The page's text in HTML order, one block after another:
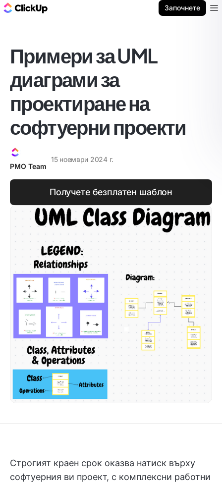
Започнете
Примери за UML
диаграми за
проектиране на
софтуерни проекти
PMO Team
15 ноември 2024 г.
Получете безплатен шаблон
Строгият краен срок оказва натиск върху
софтуерния ви проект, с комплексни работни